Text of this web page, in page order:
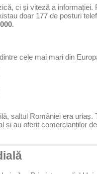
ci și viteză a informației.
doar 177 de posturi
.
cele mai mari din
saltul României era uriaș.
și au oferit comercianților